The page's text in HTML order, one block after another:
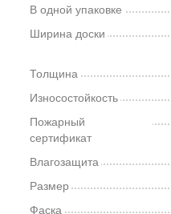
В одной упаковке
Ширина доски
Толщина
Износостойкость
Пожарный
сертификат
Влагозащита
Размер
Фаска